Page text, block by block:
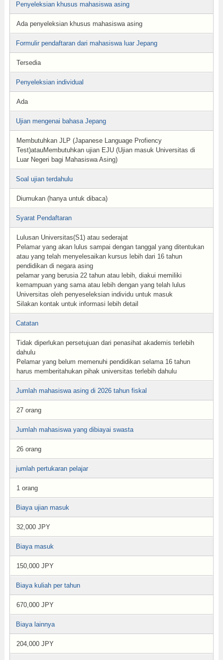
Penyeleksian khusus mahasiswa asing
Ada penyeleksian khusus mahasiswa asing
Formulir pendaftaran dari mahasiswa luar Jepang
Tersedia
Penyeleksian individual
Ada
Ujian mengenai bahasa Jepang
Membutuhkan JLP (Japanese Language Profiency
Test)atauMembutuhkan ujian EJU (Ujian masuk Universitas di
Luar Negeri bagi Mahasiswa Asing)
Soal ujian terdahulu
Diumukan (hanya untuk dibaca)
Syarat Pendaftaran
Lulusan Universitas(S1) atau sederajat
Pelamar yang akan lulus sampai dengan tanggal yang ditentukan
atau yang telah menyelesaikan kursus lebih dari 16 tahun
pendidikan di negara asing
pelamar yang berusia 22 tahun atau lebih, diakui memiliki
kemampuan yang sama atau lebih dengan yang telah lulus
Universitas oleh penyeseleksian individu untuk masuk
Silakan kontak untuk informasi lebih detail
Catatan
Tidak diperlukan persetujuan dari penasihat akademis terlebih
dahulu
Pelamar yang belum memenuhi pendidikan selama 16 tahun
harus memberitahukan pihak universitas terlebih dahulu
Jumlah mahasiswa asing di 2026 tahun fiskal
27 orang
Jumlah mahasiswa yang dibiayai swasta
26 orang
jumlah pertukaran pelajar
1 orang
Biaya ujian masuk
32,000 JPY
Biaya masuk
150,000 JPY
Biaya kuliah per tahun
670,000 JPY
Biaya lainnya
204,000 JPY